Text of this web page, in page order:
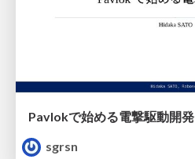
Pavlokで始める電撃駆動開発
sgrsn